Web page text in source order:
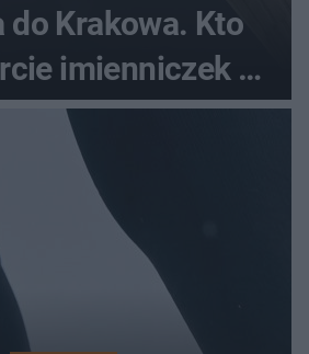
do Krakowa. Kto
imienniczek na
stadionie